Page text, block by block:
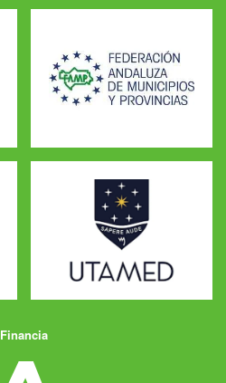
Financia